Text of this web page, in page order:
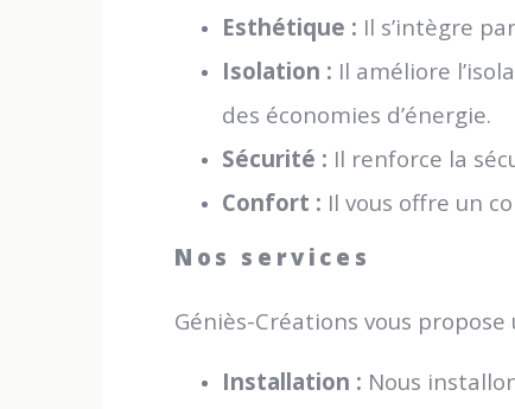
Esthétique : Il s’intègre
Isolation : Il améliore
des économies d’énergie.
Sécurité : Il renforce la
Confort : Il vous offre un
Nos services
Géniès-Créations vous
Installation : Nous